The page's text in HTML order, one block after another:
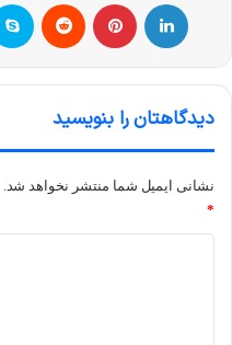
دیدگاهتان را بنویسید
نشانی ایمیل شما منتشر نخواهد شد.
*